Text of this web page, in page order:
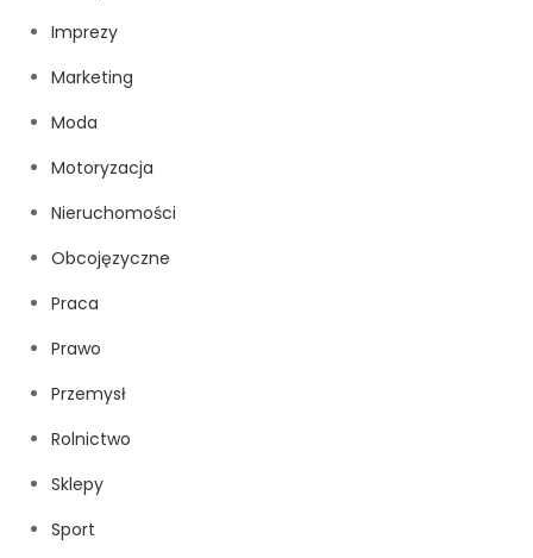
Imprezy
Marketing
Moda
Motoryzacja
Nieruchomości
Obcojęzyczne
Praca
Prawo
Przemysł
Rolnictwo
Sklepy
Sport